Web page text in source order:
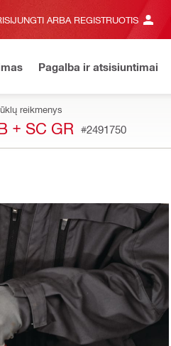
ARBA REGISTRUOTIS
Pagalba ir atsisiuntimai
reikmenys
+ SC GR #2491750